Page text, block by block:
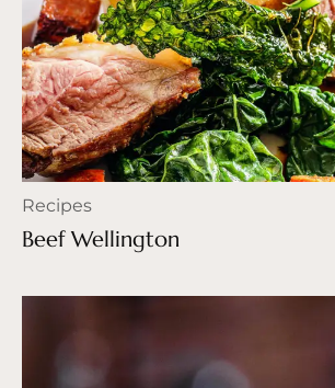
Recipes
Beef Wellington